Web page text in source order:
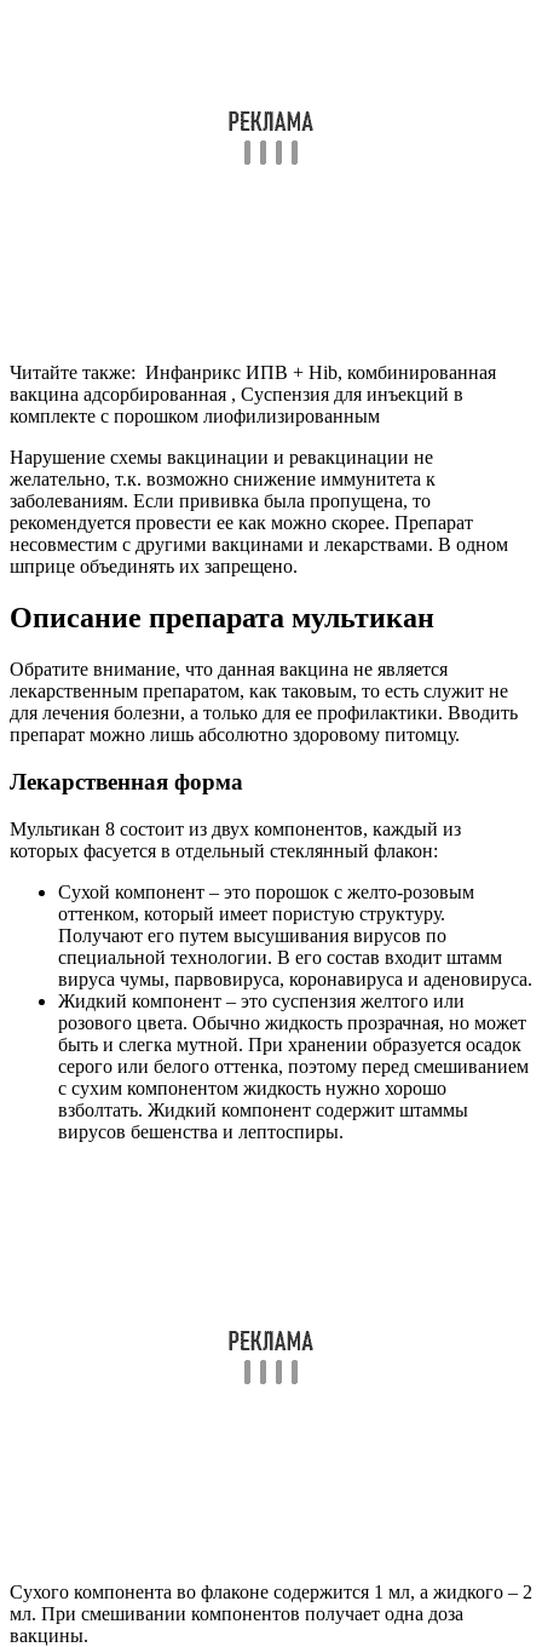
Читайте также: Инфанрикс ИПВ + Hib, комбинированная
вакцина адсорбированная , Суспензия для инъекций в
комплекте с порошком лиофилизированным
Нарушение схемы вакцинации и ревакцинации не
желательно, т.к. возможно снижение иммунитета к
заболеваниям. Если прививка была пропущена, то
рекомендуется провести ее как можно скорее. Препарат
несовместим с другими вакцинами и лекарствами. В одном
шприце объединять их запрещено.
Описание препарата мультикан
Обратите внимание, что данная вакцина не является
лекарственным препаратом, как таковым, то есть служит не
для лечения болезни, а только для ее профилактики. Вводить
препарат можно лишь абсолютно здоровому питомцу.
Лекарственная форма
Мультикан 8 состоит из двух компонентов, каждый из
которых фасуется в отдельный стеклянный флакон:
Сухой компонент – это порошок с желто-розовым
оттенком, который имеет пористую структуру.
Получают его путем высушивания вирусов по
специальной технологии. В его состав входит штамм
вируса чумы, парвовируса, коронавируса и аденовируса.
Жидкий компонент – это суспензия желтого или
розового цвета. Обычно жидкость прозрачная, но может
быть и слегка мутной. При хранении образуется осадок
серого или белого оттенка, поэтому перед смешиванием
с сухим компонентом жидкость нужно хорошо
взболтать. Жидкий компонент содержит штаммы
вирусов бешенства и лептоспиры.
Сухого компонента во флаконе содержится 1 мл, а жидкого – 2
мл. При смешивании компонентов получает одна доза
вакцины.